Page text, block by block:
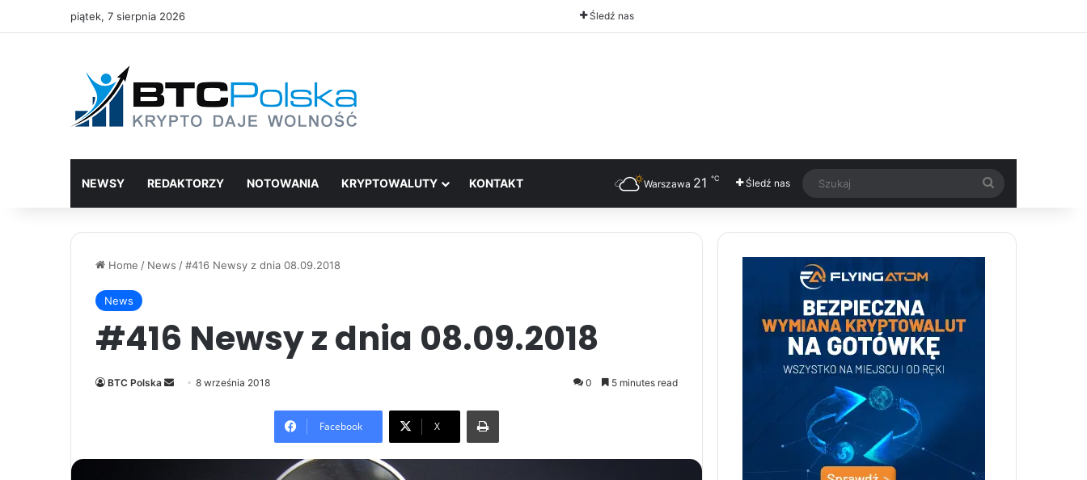
piątek, 7 sierpnia 2026 Śledź nas
NEWSY REDAKTORZY NOTOWANIA KRYPTOWALUTY KONTAKT Warszawa 21 ℃ Śledź nas
Home / News /#416 Newsy z dnia 08.09.2018
News
#416 Newsy z dnia 08.09.2018
BTC Polska
Send8 września 2018 0 5 minutes read
Facebook X
Print